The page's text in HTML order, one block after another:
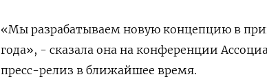
«Мы разрабатываем новую концепцию в
года», - сказала она на конференции
пресс-релиз в ближайшее время.